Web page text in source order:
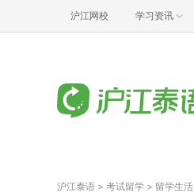
沪江网校 学习资讯
沪江泰语 > 考试留学 > 留学生活